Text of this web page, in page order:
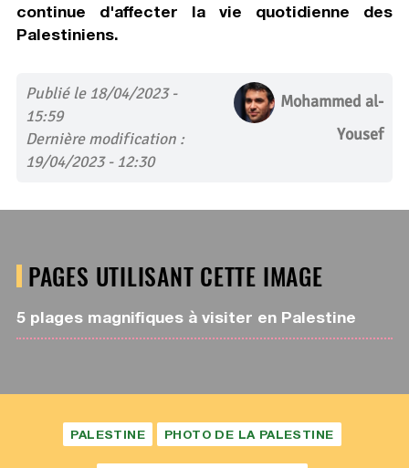
continue d'affecter la vie quotidienne des
Palestiniens.
Publié le 18/04/2023 -
15:59
Dernière modification :
19/04/2023 - 12:30
Mohammed al-
Yousef
PAGES UTILISANT CETTE IMAGE
5 plages magnifiques à visiter en Palestine
PALESTINE PHOTO DE LA PALESTINE